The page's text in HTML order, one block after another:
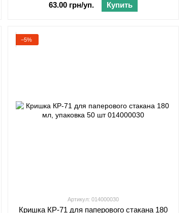
63.00 грн/уп.
Купить
−5%
Артикул: 014000030
Кришка КР-71 для паперового стакана 180